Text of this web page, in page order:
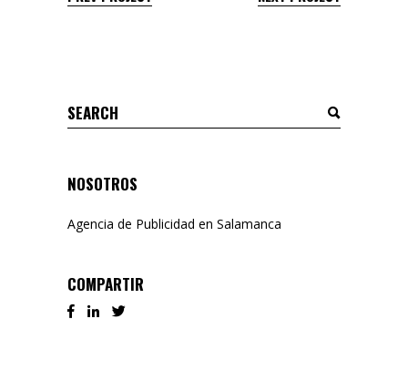
Search
for:
NOSOTROS
Agencia de Publicidad en Salamanca
COMPARTIR